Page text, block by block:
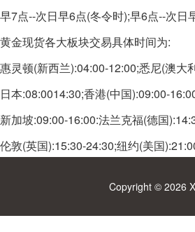
早7点--次日早6点(冬令时);早6点--次日
黄金现货各大板块交易具体时间为:
惠灵顿(新西兰):04:00-12:00;悉尼(澳大
日本:08:0014:30;香港(中国):09:00-
新加坡:09:00-16:00:法兰克福(德国
伦敦(英国):15:30-24:30;纽约(美国
Copyright © 2026